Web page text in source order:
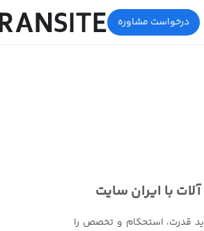
درخواست مشاوره
با ایران سایت
قدرت، استحکام و تخصص را